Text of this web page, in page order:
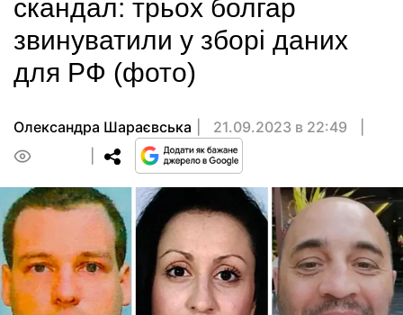
скандал: трьох болгар
звинуватили у зборі даних
для РФ (фото)
Олександра Шараєвська
21.09.2023 в 22:49